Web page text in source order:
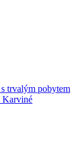
trvalým pobytem
Karviné